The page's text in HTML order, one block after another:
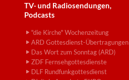
TV- und Radiosendungen,
Podcasts
"die Kirche" Wochenzeitung
ARD Gottesdienst-Übertragungen
Das Wort zum Sonntag (ARD)
ZDF Fernsehgottesdienste
DLF Rundfunkgottesdienst